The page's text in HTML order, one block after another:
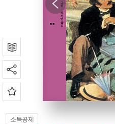
소득공제